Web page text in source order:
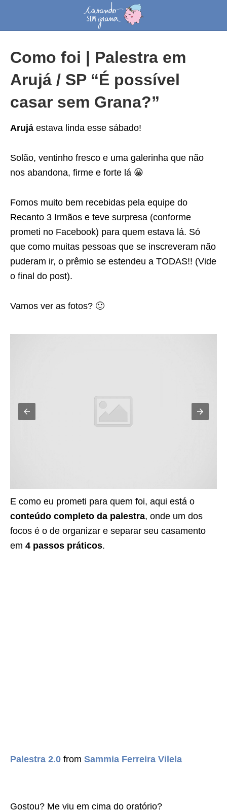
Como foi | Palestra em
Arujá / SP “É possível
casar sem Grana?”
Arujá estava linda esse sábado!
Solão, ventinho fresco e uma galerinha que não
nos abandona, firme e forte lá 😀
Fomos muito bem recebidas pela equipe do
Recanto 3 Irmãos e teve surpresa (conforme
prometi no Facebook) para quem estava lá. Só
que como muitas pessoas que se inscreveram não
puderam ir, o prêmio se estendeu a TODAS!! (Vide
o final do post).
Vamos ver as fotos? 🙂
E como eu prometi para quem foi, aqui está o
conteúdo completo da palestra, onde um dos
focos é o de organizar e separar seu casamento
em 4 passos práticos.
Palestra 2.0 from Sammia Ferreira Vilela
Gostou? Me viu em cima do oratório?